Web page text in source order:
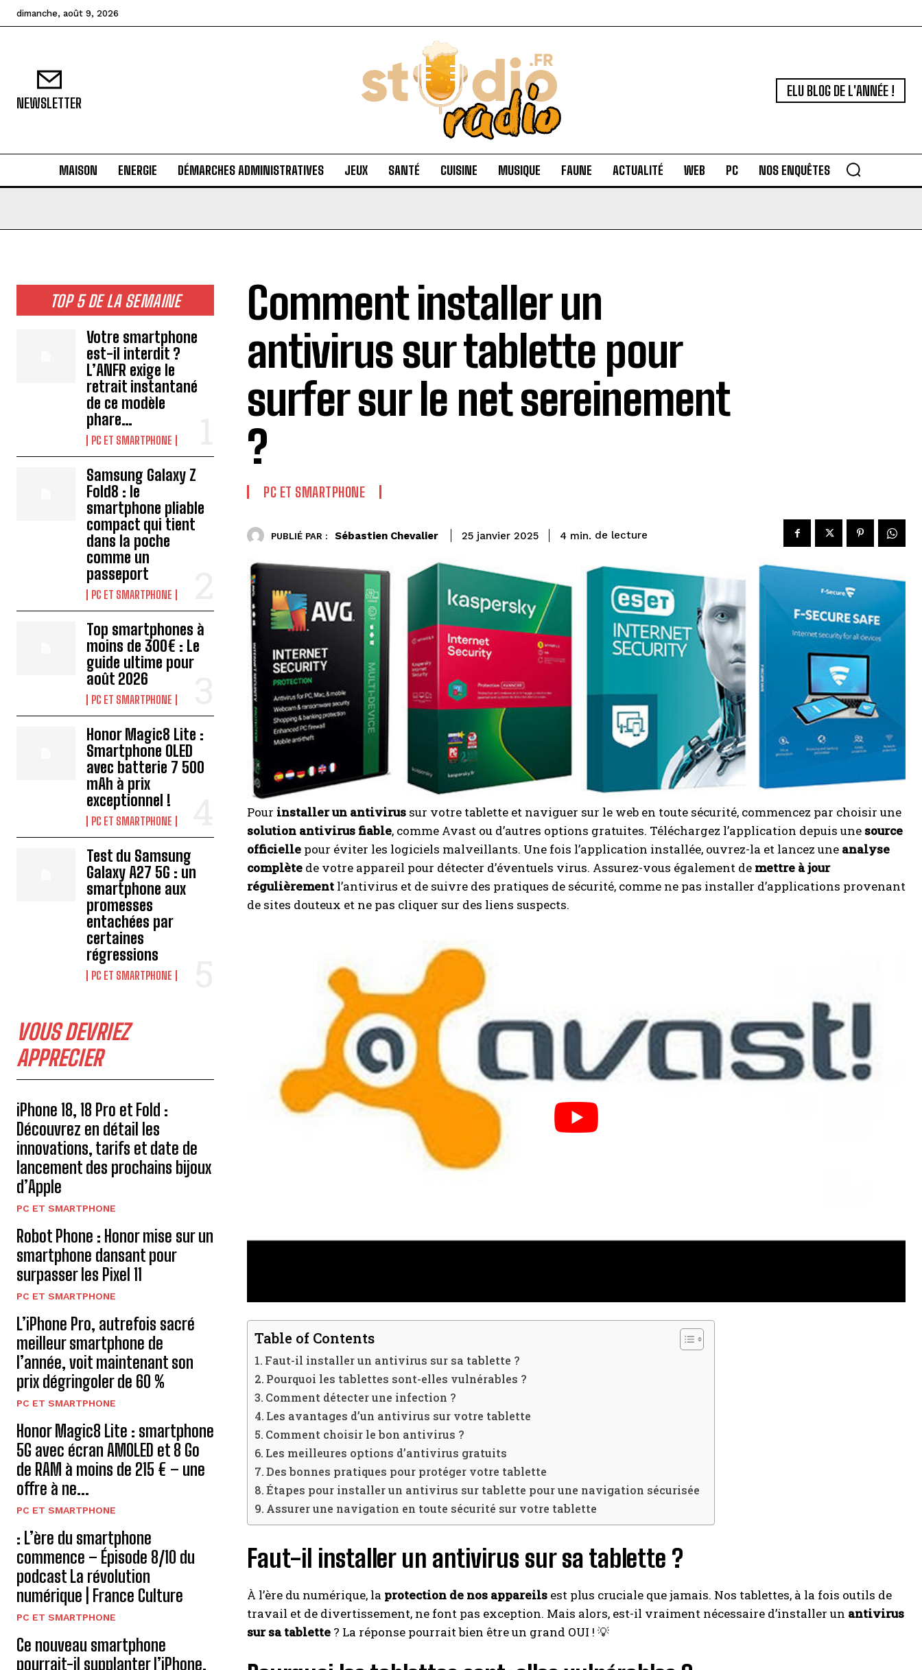
I've read and accept thePrivacy Policy.
A LIRE : La calibration de la batterie de votre smartphone
est-elle vraiment nécessaire ?
dimanche, août 9, 2026
NEWSLETTER
ELU BLOG DE L'ANNÉE !
MAISON ENERGIE DÉMARCHES ADMINISTRATIVES JEUX SANTÉ CUISINE MUSIQUE FAUNE ACTUALITÉ WEB PC NOS ENQUÊTES
TOP 5 DE LA SEMAINE
Votre smartphone
est-il interdit ?
L’ANFR exige le
retrait instantané
de ce modèle
phare…
PC ET SMARTPHONE
Samsung Galaxy Z
Fold8 : le
smartphone pliable
compact qui tient
dans la poche
comme un
passeport
PC ET SMARTPHONE
Top smartphones à
moins de 300€ : Le
guide ultime pour
août 2026
PC ET SMARTPHONE
Honor Magic8 Lite :
Smartphone OLED
avec batterie 7 500
mAh à prix
exceptionnel !
PC ET SMARTPHONE
Test du Samsung
Galaxy A27 5G : un
smartphone aux
promesses
entachées par
certaines
régressions
PC ET SMARTPHONE
VOUS DEVRIEZ
APPRECIER
iPhone 18, 18 Pro et Fold :
Découvrez en détail les
innovations, tarifs et date de
lancement des prochains bijoux
d’Apple
PC ET SMARTPHONE
Robot Phone : Honor mise sur un
smartphone dansant pour
surpasser les Pixel 11
PC ET SMARTPHONE
L’iPhone Pro, autrefois sacré
meilleur smartphone de
l’année, voit maintenant son
prix dégringoler de 60 %
PC ET SMARTPHONE
Honor Magic8 Lite : smartphone
5G avec écran AMOLED et 8 Go
de RAM à moins de 215 € – une
offre à ne...
PC ET SMARTPHONE
: L’ère du smartphone
commence – Épisode 8/10 du
podcast La révolution
numérique | France Culture
PC ET SMARTPHONE
Ce nouveau smartphone
pourrait-il supplanter l’iPhone,
Comment installer un
antivirus sur tablette pour
surfer sur le net sereinement
?
PC ET SMARTPHONE
PUBLIÉ PAR : Sébastien Chevalier 25 janvier 2025 4 min. de lecture
Pour installer un antivirus sur votre tablette et naviguer sur le web en toute sécurité, commencez par choisir une
solution antivirus fiable, comme Avast ou d’autres options gratuites. Téléchargez l’application depuis une source
officielle pour éviter les logiciels malveillants. Une fois l’application installée, ouvrez-la et lancez une analyse
complète de votre appareil pour détecter d’éventuels virus. Assurez-vous également de mettre à jour
régulièrement l’antivirus et de suivre des pratiques de sécurité, comme ne pas installer d’applications provenant
de sites douteux et ne pas cliquer sur des liens suspects.
Table of Contents
Faut-il installer un antivirus sur sa tablette ?
Pourquoi les tablettes sont-elles vulnérables ?
Comment détecter une infection ?
Les avantages d’un antivirus sur votre tablette
Comment choisir le bon antivirus ?
Les meilleures options d’antivirus gratuits
Des bonnes pratiques pour protéger votre tablette
Étapes pour installer un antivirus sur tablette pour une navigation sécurisée
Assurer une navigation en toute sécurité sur votre tablette
Faut-il installer un antivirus sur sa tablette ?
À l’ère du numérique, la protection de nos appareils est plus cruciale que jamais. Nos tablettes, à la fois outils de
travail et de divertissement, ne font pas exception. Mais alors, est-il vraiment nécessaire d’installer un antivirus
sur sa tablette ? La réponse pourrait bien être un grand OUI ! 💡